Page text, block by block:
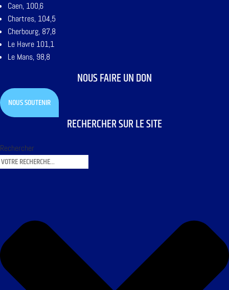
Caen, 100,6
Chartres, 104,5
Cherbourg, 87,8
Le Havre 101,1
Le Mans, 98,8
NOUS FAIRE UN DON
NOUS SOUTENIR
RECHERCHER SUR LE SITE
Rechercher